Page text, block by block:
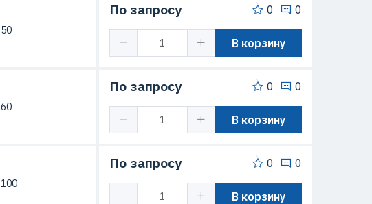
50
По запросу 0 0
В корзину
60
По запросу 0 0
В корзину
100
По запросу 0 0
В корзину